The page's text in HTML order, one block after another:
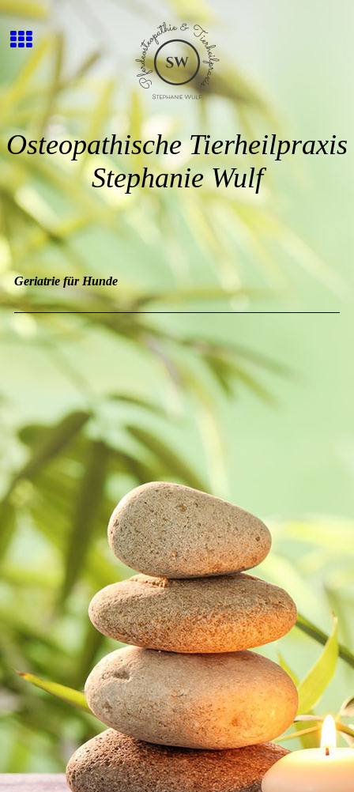
Osteopathische Tierheilpraxis
Stephanie Wulf
Geriatrie für Hunde